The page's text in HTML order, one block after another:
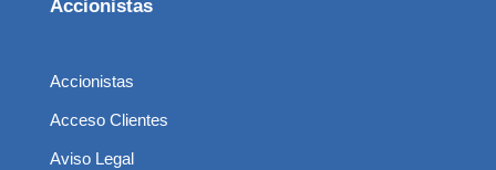
Accionistas
Accionistas
Acceso Clientes
Aviso Legal